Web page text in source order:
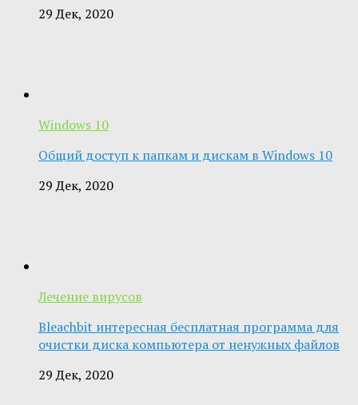
29 Дек, 2020
Windows 10
Общий доступ к папкам и дискам в Windows 10
29 Дек, 2020
Лечение вирусов
Bleachbit интересная бесплатная программа для
очистки диска компьютера от ненужных файлов
29 Дек, 2020